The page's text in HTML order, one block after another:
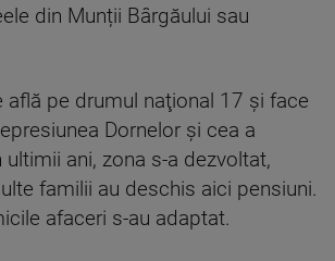
din Munții Bârgăului sau
află pe drumul naţional 17 și face
Dornelor şi cea a
ultimii ani, zona s-a dezvoltat,
familii au deschis aici pensiuni.
afaceri s-au adaptat.